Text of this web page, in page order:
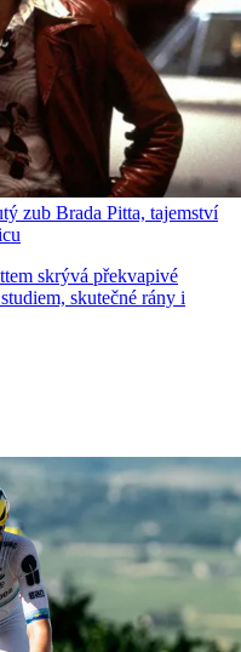
zub Brada Pitta, tajemství
skrývá překvapivé
skutečné rány i